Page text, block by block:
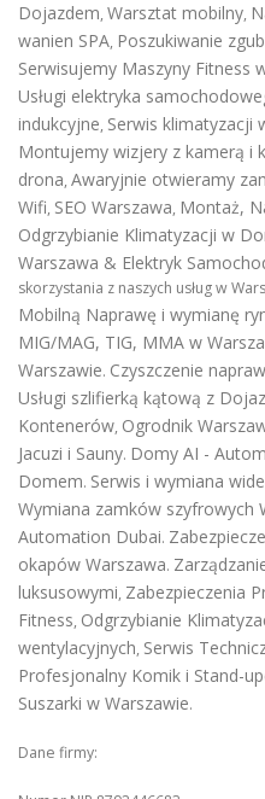
Dojazdem, Warsztat mobilny,
wanien SPA, Poszukiwanie
Serwisujemy Maszyny Fitness
Usługi elektryka
indukcyjne, Serwis klimatyzacji
Montujemy wizjery z kamerą i
drona, Awaryjnie otwieramy
Wifi, SEO Warszawa, Montaż,
Odgrzybianie Klimatyzacji w
Warszawa & Elektryk
skorzystania z naszych usług w
Mobilną Naprawę i wymianę
MIG/MAG, TIG, MMA w
Warszawie. Czyszczenie
Usługi szlifierką kątową z
Kontenerów, Ogrodnik
Jacuzi i Sauny. Domy AI -
Domem. Serwis i wymiana
Wymiana zamków szyfrowych
Automation Dubai.
okapów Warszawa.
luksusowymi, Zabezpieczenia
Fitness, Odgrzybianie
wentylacyjnych, Serwis
Profesjonalny Komik i Stand-
Suszarki w Warszawie.
Dane firmy: